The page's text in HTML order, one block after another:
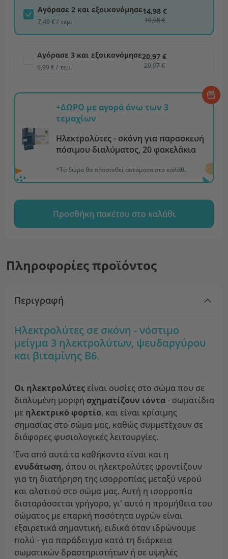
Αγόρασε 2 και εξοικονόμησε
7,49 € / τεμ.
14,98 €
19,98 €
Αγόρασε 3 και εξοικονόμησε
6,99 € / τεμ.
20,97 €
29,97 €
+ΔΩΡΟ με αγορά άνω των 3
τεμαχίων
Ηλεκτρολύτες - σκόνη για παρασκευή
πόσιμου διαλύματος, 20 φακελάκια
*Το δώρο θα προστεθεί αυτόματα στο καλάθι.
Προσθήκη πακέτου στο καλάθι
Πληροφορίες προϊόντος
Περιγραφή
Ηλεκτρολύτες σε σκόνη - νόστιμο
μείγμα 3 ηλεκτρολύτων, ψευδαργύρου
και βιταμίνης B6.
Οι ηλεκτρολύτες είναι ουσίες στο σώμα που σε
διαλυμένη μορφή σχηματίζουν ιόντα- σωματίδια
με ηλεκτρικό φορτίο, και είναι κρίσιμης
σημασίας στο σώμα μας, καθώς συμμετέχουν σε
διάφορες φυσιολογικές λειτουργίες.
Ένα από αυτά τα καθήκοντα είναι και η
ενυδάτωση, όπου οι ηλεκτρολύτες φροντίζουν
για τη διατήρηση της ισορροπίας μεταξύ νερού
και αλατιού στο σώμα μας. Αυτή η ισορροπία
διαταράσσεται γρήγορα, γι' αυτό η προμήθεια του
σώματος με επαρκή ποσότητα υγρών είναι
εξαιρετικά σημαντική, ειδικά όταν ιδρώνουμε
πολύ - για παράδειγμα κατά τη διάρκεια
σωματικών δραστηριοτήτων ή σε υψηλές